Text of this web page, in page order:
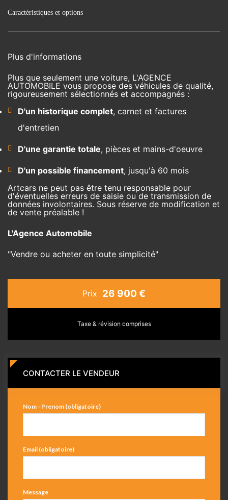
Caractéristiques et options
Plus d'informations
Plus que seulement une voiture, L'AGENCE
AUTOMOBILE vous propose des véhicules de qualité,
rigoureusement sélectionnés et accompagnés :
D'un historique complet, carnet et factures
d'entretien
D'une garantie totale, pièces et mains-d'oeuvre
D'un possible financement, jusqu'à 60 mois
Artcars ne peut pas être tenu responsable pour
d'éventuelles erreurs de saisie ou de transmission de
données involontaires. Sous réserve de modification et
de vente préalable !
L'Agence Automobile
"Vendre ou acheter en toute simplicité"
Prix 26 900 €
Taxe & révision comprises
CONTACTER LE VENDEUR
Nom - Prenom (obligatoire)
Email (obligatoire)
Message